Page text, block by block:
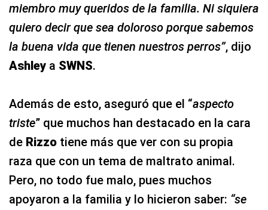
miembro muy queridos de la familia. Ni siquiera
quiero decir que sea doloroso porque sabemos
la buena vida que tienen nuestros perros”, dijo
Ashley a SWNS.
Además de esto, aseguró que el “aspecto
triste” que muchos han destacado en la cara
de Rizzo tiene más que ver con su propia
raza que con un tema de maltrato animal.
Pero, no todo fue malo, pues muchos
apoyaron a la familia y lo hicieron saber: “se